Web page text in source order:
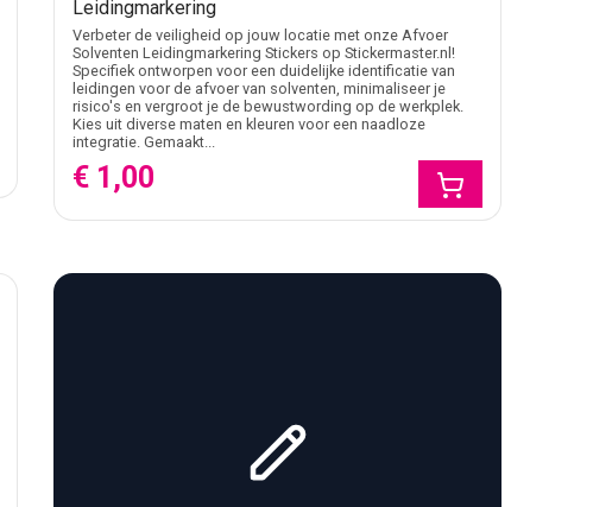
Leidingmarkering
Verbeter de veiligheid op jouw locatie met onze Afvoer
Solventen Leidingmarkering Stickers op Stickermaster.nl!
Specifiek ontworpen voor een duidelijke identificatie van
leidingen voor de afvoer van solventen, minimaliseer je
risico's en vergroot je de bewustwording op de werkplek.
Kies uit diverse maten en kleuren voor een naadloze
integratie. Gemaakt...
€ 1,00